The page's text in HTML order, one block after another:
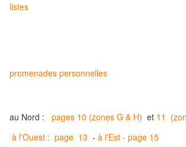
listes
promenades personnelles
au Nord : pages 10 (zones G & H) et 11
à l'Ouest : page 13 - à l'Est - page 15